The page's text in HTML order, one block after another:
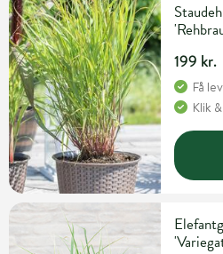
199 kr.
Få
Klik